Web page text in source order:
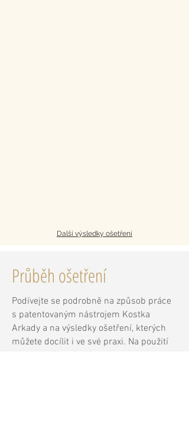
Další výsledky ošetření
Průběh ošetření
Podívejte se podrobně na způsob práce
s patentovaným nástrojem Kostka
Arkady a na výsledky ošetření, kterých
můžete docílit i ve své praxi. Na použití